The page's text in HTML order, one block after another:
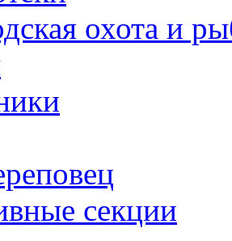
охота и
секции